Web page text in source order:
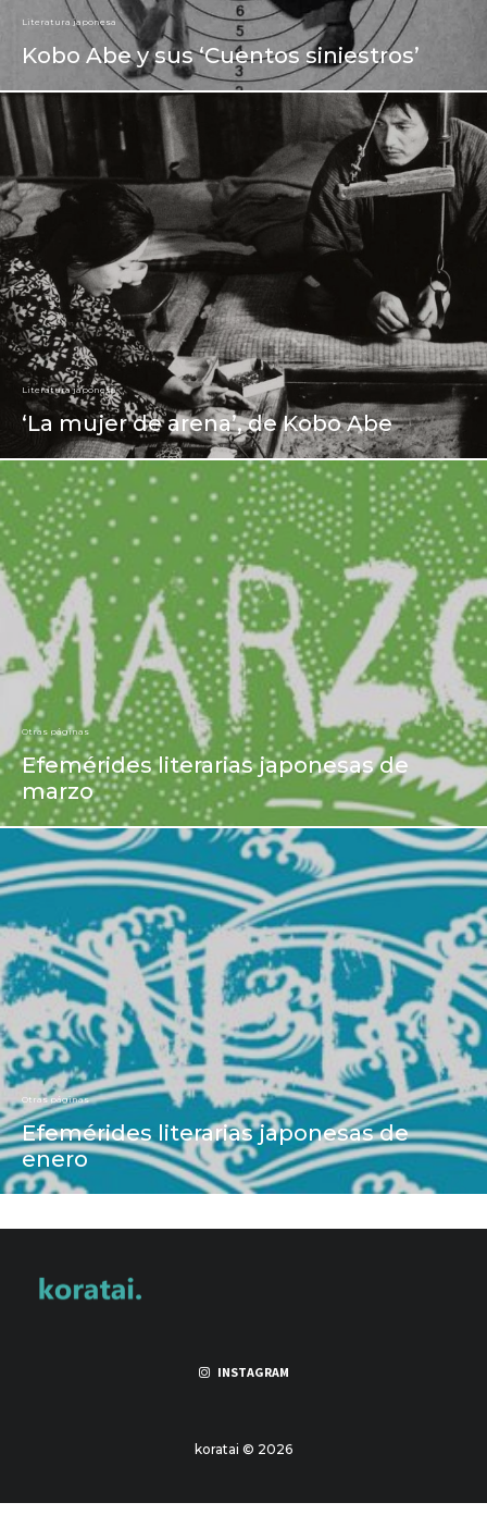
Literatura japonesa
Kobo Abe y sus ‘Cuentos siniestros’
Literatura japonesa
‘La mujer de arena’, de Kobo Abe
Otras páginas
Efemérides literarias japonesas de
marzo
Otras páginas
Efemérides literarias japonesas de
enero
INSTAGRAM
koratai © 2026